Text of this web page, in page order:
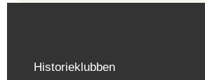
Historieklubben